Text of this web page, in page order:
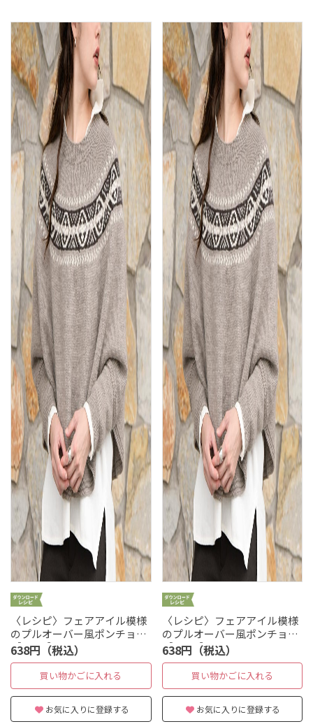
〈レシピ〉フェアアイル模様
のプルオーバー風ポンチョ
［S・M］
638円（税込）
買い物かごに入れる
お気に入りに登録する
〈レシピ〉フェアアイル模様
のプルオーバー風ポンチョ
［L・LL］
638円（税込）
買い物かごに入れる
お気に入りに登録する